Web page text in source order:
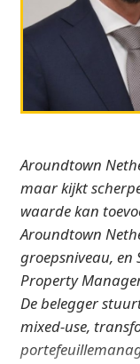
Aroundtown
maar kijkt
waarde kan
Aroundtown
groepsniveau, en
Property
De belegger
mixed-use,